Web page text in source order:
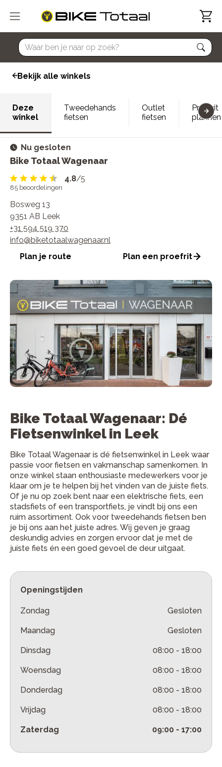
home
Bekijk alle winkels
Deze
winkel
Tweedehands
fietsen
Outlet
fietsen
Proefrit
plannen
Nu gesloten
Bike Totaal Wagenaar
4.8/5
85 beoordelingen
Bosweg 13
9351 AB Leek
+31 594 519 370
info@biketotaalwagenaar.nl
Plan je route
Plan een proefrit
Bike Totaal Wagenaar: Dé
Fietsenwinkel in Leek
Bike Totaal Wagenaar is dé fietsenwinkel in Leek waar
passie voor fietsen en vakmanschap samenkomen. In
onze winkel staan enthousiaste medewerkers voor je
klaar om je te helpen bij het vinden van de juiste fiets.
Of je nu op zoek bent naar een elektrische fiets, een
stadsfiets of een transportfiets, je vindt bij ons een
ruim assortiment. Ook voor tweedehands fietsen ben
je bij ons aan het juiste adres. Wij geven je graag
deskundig advies en zorgen ervoor dat je met de
juiste fiets én een goed gevoel de deur uitgaat.
Openingstijden
Zondag Gesloten
Maandag Gesloten
Dinsdag 08:00 - 18:00
Woensdag 08:00 - 18:00
Donderdag 08:00 - 18:00
Vrijdag 08:00 - 18:00
Zaterdag 09:00 - 17:00